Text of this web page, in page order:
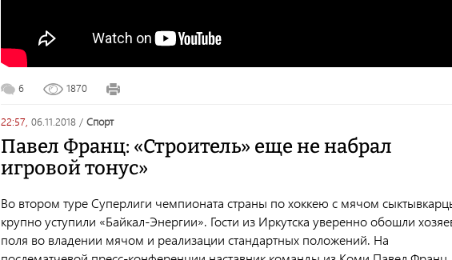
6 1870
22:57, 06.11.2018 / спорт
Павел Франц: «Строитель» еще не набрал
игровой тонус»
Во втором туре Суперлиги чемпионата страны по хоккею с мячом
крупно уступили «Байкал-Энергии». Гости из Иркутска уверенно обошли
поля во владении мячом и реализации стандартных положений. На